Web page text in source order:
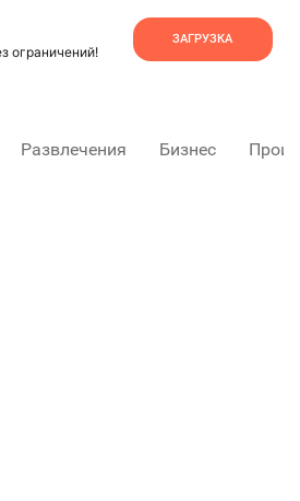
ограничений!
ЗАГРУЗКА
Развлечения Бизнес